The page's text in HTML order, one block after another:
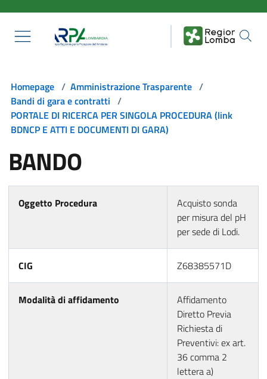
Homepage / Amministrazione Trasparente /
Bandi di gara e contratti /
PORTALE DI RICERCA PER SINGOLA PROCEDURA (link
BDNCP E ATTI E DOCUMENTI DI GARA)
BANDO
Oggetto Procedura
Acquisto sonda
per misura del pH
per sede di Lodi.
CIG Z68385571D
Modalità di affidamento
Affidamento
Diretto Previa
Richiesta di
Preventivi: ex art.
36 comma 2
lettera a)